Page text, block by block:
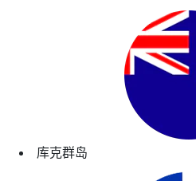
库克群岛